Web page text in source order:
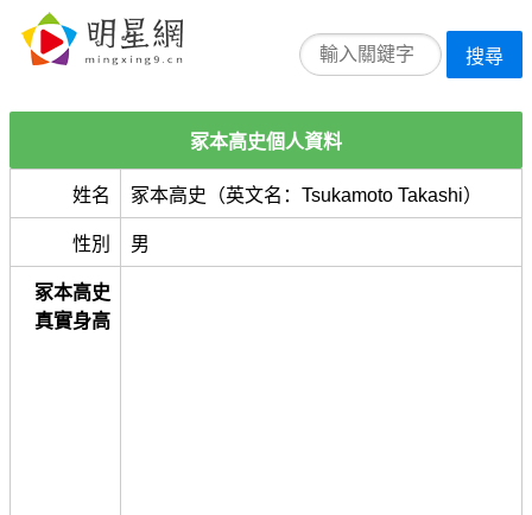
搜尋
冢本高史個人資料
姓名 冢本高史（英文名：Tsukamoto Takashi）
性別 男
冢本高史
真實身高